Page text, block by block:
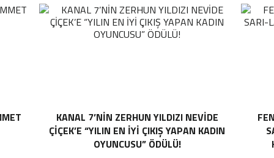
KANAL 7’NİN ZERHUN YILDIZI NEVİDE
ÇİÇEK’E “YILIN EN İYİ ÇIKIŞ YAPAN KADIN
OYUNCUSU” ÖDÜLÜ!